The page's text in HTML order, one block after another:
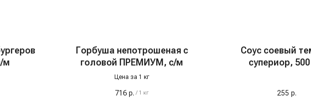
м
Горбуша непотрошеная с
головой ПРЕМИУМ, с/м
Цена за 1 кг
716 р. / 1 кг
Соус соевый
супериор,
255 р.